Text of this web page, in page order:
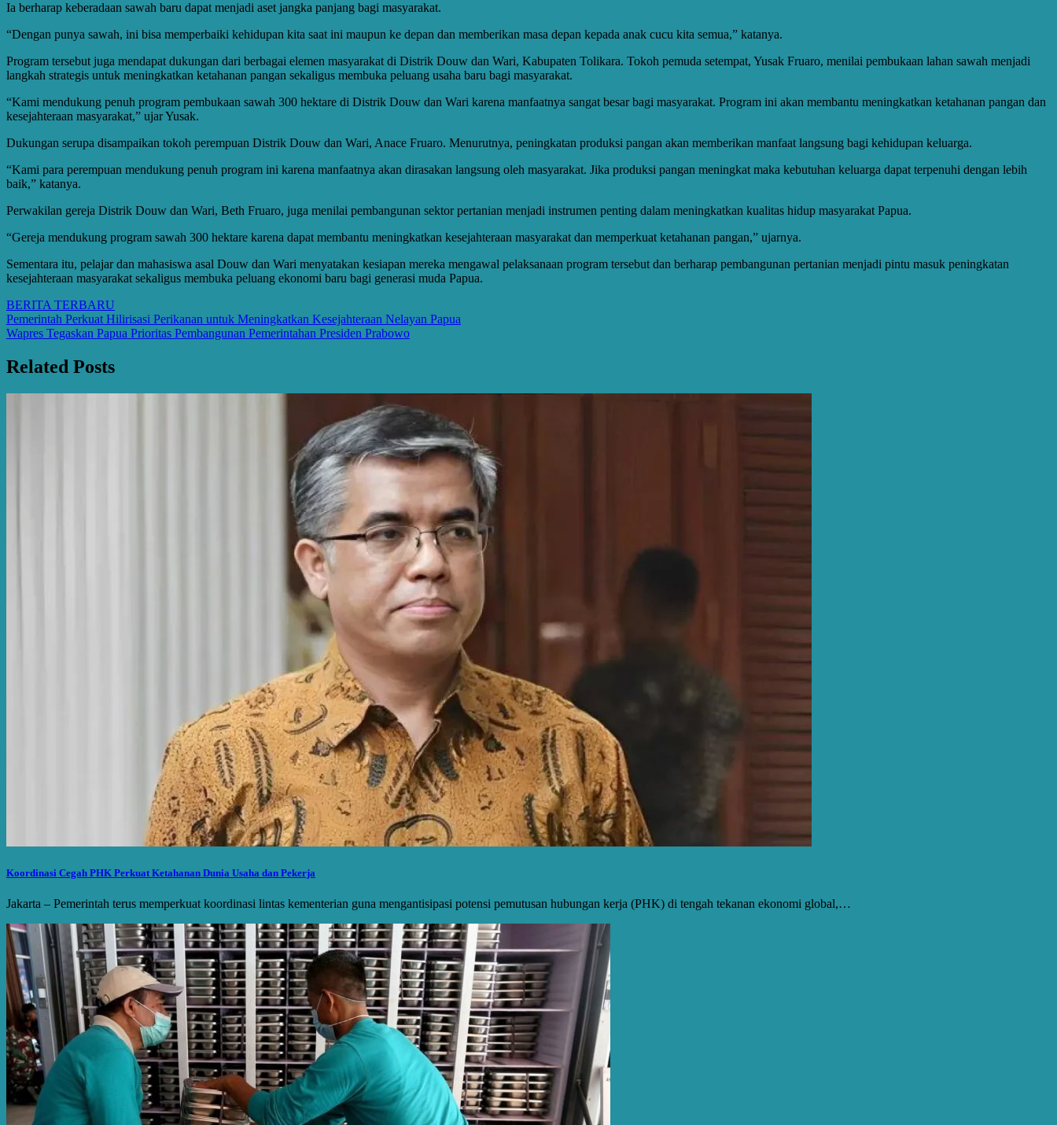
Ia berharap keberadaan sawah baru dapat menjadi aset jangka panjang bagi masyarakat.
“Dengan punya sawah, ini bisa memperbaiki kehidupan kita saat ini maupun ke depan dan memberikan masa depan kepada anak cucu kita semua,” katanya.
Program tersebut juga mendapat dukungan dari berbagai elemen masyarakat di Distrik Douw dan Wari, Kabupaten Tolikara. Tokoh pemuda setempat, Yusak Fruaro, menilai pembukaan lahan sawah menjadi
langkah strategis untuk meningkatkan ketahanan pangan sekaligus membuka peluang usaha baru bagi masyarakat.
“Kami mendukung penuh program pembukaan sawah 300 hektare di Distrik Douw dan Wari karena manfaatnya sangat besar bagi masyarakat. Program ini akan membantu meningkatkan ketahanan pangan dan
kesejahteraan masyarakat,” ujar Yusak.
Dukungan serupa disampaikan tokoh perempuan Distrik Douw dan Wari, Anace Fruaro. Menurutnya, peningkatan produksi pangan akan memberikan manfaat langsung bagi kehidupan keluarga.
“Kami para perempuan mendukung penuh program ini karena manfaatnya akan dirasakan langsung oleh masyarakat. Jika produksi pangan meningkat maka kebutuhan keluarga dapat terpenuhi dengan lebih
baik,” katanya.
Perwakilan gereja Distrik Douw dan Wari, Beth Fruaro, juga menilai pembangunan sektor pertanian menjadi instrumen penting dalam meningkatkan kualitas hidup masyarakat Papua.
“Gereja mendukung program sawah 300 hektare karena dapat membantu meningkatkan kesejahteraan masyarakat dan memperkuat ketahanan pangan,” ujarnya.
Sementara itu, pelajar dan mahasiswa asal Douw dan Wari menyatakan kesiapan mereka mengawal pelaksanaan program tersebut dan berharap pembangunan pertanian menjadi pintu masuk peningkatan
kesejahteraan masyarakat sekaligus membuka peluang ekonomi baru bagi generasi muda Papua.
BERITA TERBARU
Post
navigation
Pemerintah Perkuat Hilirisasi Perikanan untuk Meningkatkan Kesejahteraan Nelayan Papua
Wapres Tegaskan Papua Prioritas Pembangunan Pemerintahan Presiden Prabowo
Related Posts
Koordinasi Cegah PHK Perkuat Ketahanan Dunia Usaha dan Pekerja
Jakarta – Pemerintah terus memperkuat koordinasi lintas kementerian guna mengantisipasi potensi pemutusan hubungan kerja (PHK) di tengah tekanan ekonomi global,…